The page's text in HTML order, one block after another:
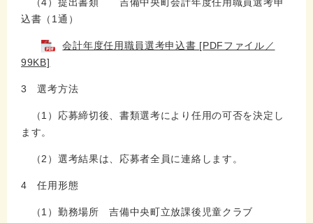
込書（1通）
会計年度任用職員選考申込書 [PDFファイル／
99KB]
3 選考方法
（1）応募締切後、書類選考により任用の可否を決定し
ます。
（2）選考結果は、応募者全員に連絡します。
4 任用形態
（1）勤務場所 吉備中央町立放課後児童クラブ